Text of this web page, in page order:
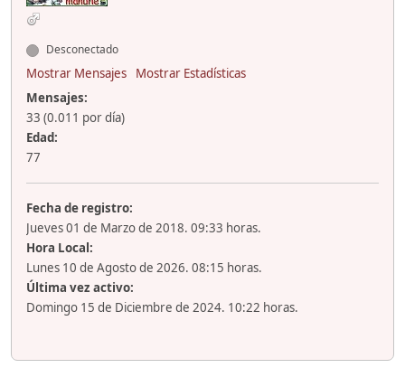
Desconectado
Mostrar Mensajes
Mostrar Estadísticas
Mensajes:
33 (0.011 por día)
Edad:
77
Fecha de registro:
Jueves 01 de Marzo de 2018. 09:33 horas.
Hora Local:
Lunes 10 de Agosto de 2026. 08:15 horas.
Última vez activo:
Domingo 15 de Diciembre de 2024. 10:22 horas.